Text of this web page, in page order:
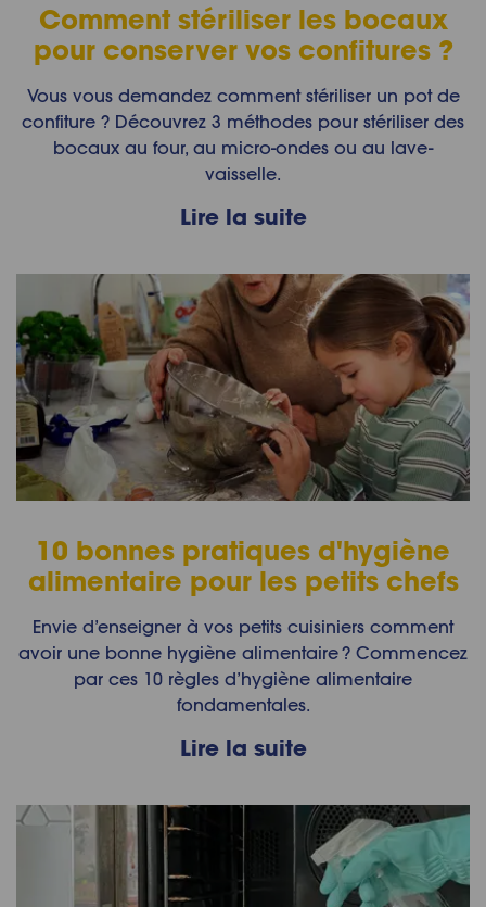
Comment stériliser les bocaux
pour conserver vos confitures ?
Vous vous demandez comment stériliser un pot de
confiture ? Découvrez 3 méthodes pour stériliser des
bocaux au four, au micro-ondes ou au lave-
vaisselle.
Lire la suite
10 bonnes pratiques d'hygiène
alimentaire pour les petits chefs
Envie d’enseigner à vos petits cuisiniers comment
avoir une bonne hygiène alimentaire ? Commencez
par ces 10 règles d’hygiène alimentaire
fondamentales.
Lire la suite